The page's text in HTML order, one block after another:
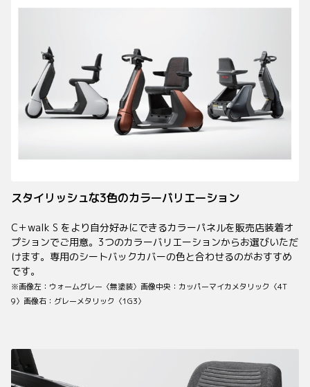
スタイリッシュな3色のカラーバリエーション
C＋walk S をより自分好みにできるカラーパネルを販売店装着オ
プションでご用意。3つのカラーバリエーションからお選びいただ
けます。専用のシートバックカバーの色と合わせるのがおすすめ
です。
※画像左：ウォームグレー〈無塗装〉画像中央：カッパーマイカメタリック〈4T
9〉画像右：グレーメタリック〈1G3〉